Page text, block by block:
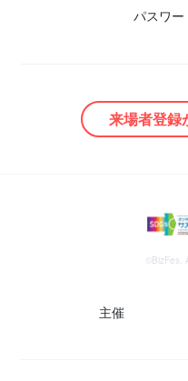
パスワ
来場者登録
©BizFes,
主催